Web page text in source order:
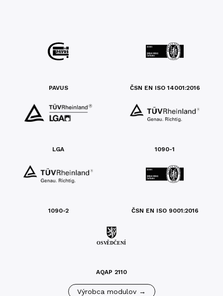
PAVUS ČSN EN ISO 14001:2016
LGA 1090-1
1090-2 ČSN EN ISO 9001:2016
AQAP 2110
Výrobca modulov →